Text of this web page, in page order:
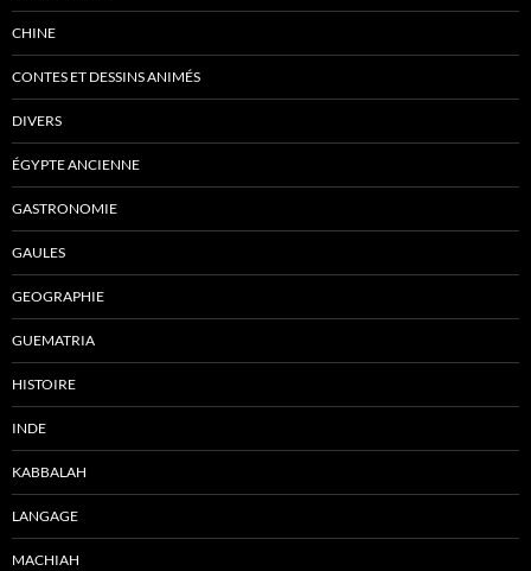
CHINE
CONTES ET DESSINS ANIMÉS
DIVERS
ÉGYPTE ANCIENNE
GASTRONOMIE
GAULES
GEOGRAPHIE
GUEMATRIA
HISTOIRE
INDE
KABBALAH
LANGAGE
MACHIAH